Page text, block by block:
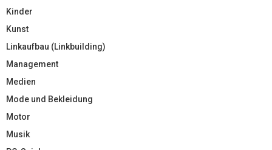
Kinder
Kunst
Linkaufbau (Linkbuilding)
Management
Medien
Mode und Bekleidung
Motor
Musik